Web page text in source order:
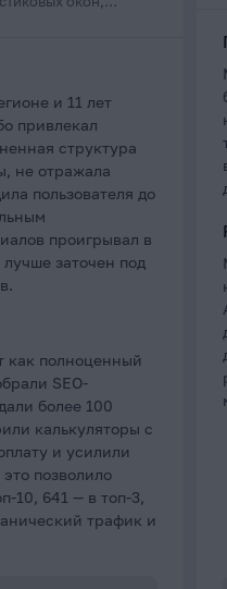
и 11 лет
привлекал
структура
не отражала
пользователя до
проигрывал в
заточен под
как полноценный
SEO-
более 100
калькуляторы с
и усилили
позволило
10, 641 — в топ-3,
трафик и